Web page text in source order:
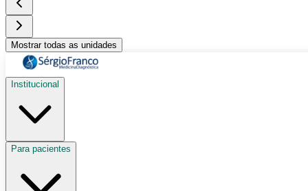
Mostrar todas as unidades
Institucional
Para pacientes